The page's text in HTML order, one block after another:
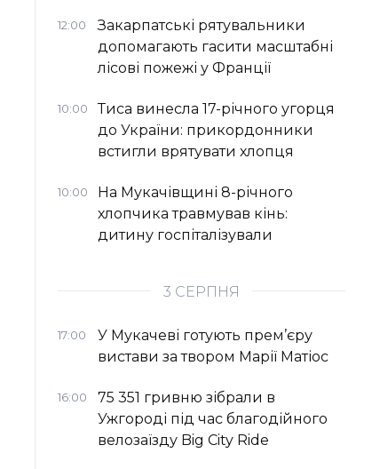
12:00
Закарпатські рятувальники
допомагають гасити масштабні
лісові пожежі у Франції
10:00
Тиса винесла 17-річного угорця
до України: прикордонники
встигли врятувати хлопця
10:00
На Мукачівщині 8-річного
хлопчика травмував кінь:
дитину госпіталізували
3 СЕРПНЯ
17:00
У Мукачеві готують прем’єру
вистави за твором Марії Матіос
16:00
75 351 гривню зібрали в
Ужгороді під час благодійного
велозаїзду Big Сity Ride